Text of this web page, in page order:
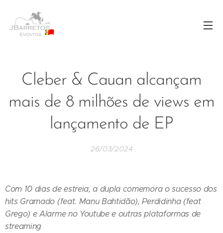
Cleber & Cauan alcançam
mais de 8 milhões de views em
lançamento de EP
26/03/2024
Com 10 dias de estreia, a dupla comemora o sucesso dos
hits Gramado (feat. Manu Bahtidão), Perdidinha (feat
Grego) e Alarme no Youtube e outras plataformas de
streaming